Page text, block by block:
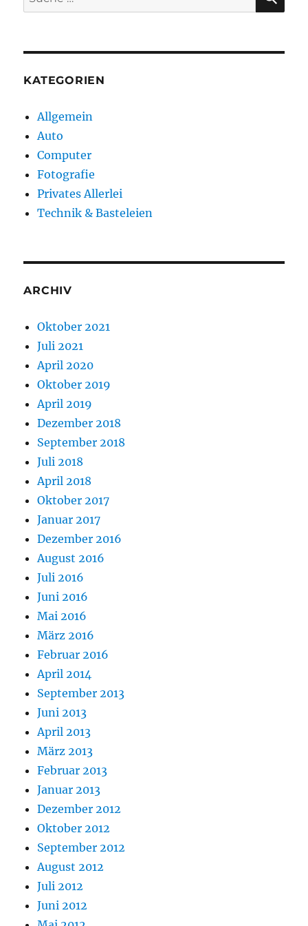
nach:
KATEGORIEN
Allgemein
Auto
Computer
Fotografie
Privates Allerlei
Technik & Basteleien
ARCHIV
Oktober 2021
Juli 2021
April 2020
Oktober 2019
April 2019
Dezember 2018
September 2018
Juli 2018
April 2018
Oktober 2017
Januar 2017
Dezember 2016
August 2016
Juli 2016
Juni 2016
Mai 2016
März 2016
Februar 2016
April 2014
September 2013
Juni 2013
April 2013
März 2013
Februar 2013
Januar 2013
Dezember 2012
Oktober 2012
September 2012
August 2012
Juli 2012
Juni 2012